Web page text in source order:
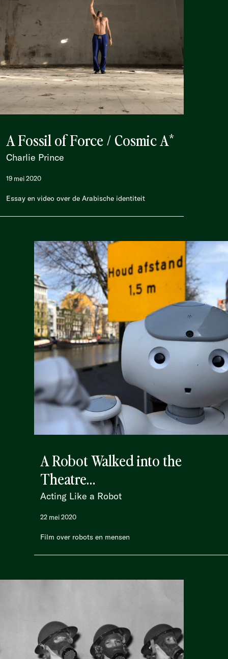
A Fossil of Force / Cosmic A*
Charlie Prince
19 mei 2020
Essay en video over de Arabische identiteit
A Robot Walked into the
Theatre…
Acting Like a Robot
22 mei 2020
Film over robots en mensen